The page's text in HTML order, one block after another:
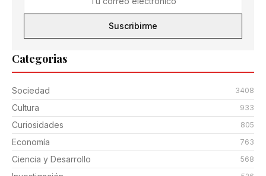
Categorias
Sociedad 3408
Cultura 933
Curiosidades 805
Economía 763
Ciencia y Desarrollo 568
Suscribirme